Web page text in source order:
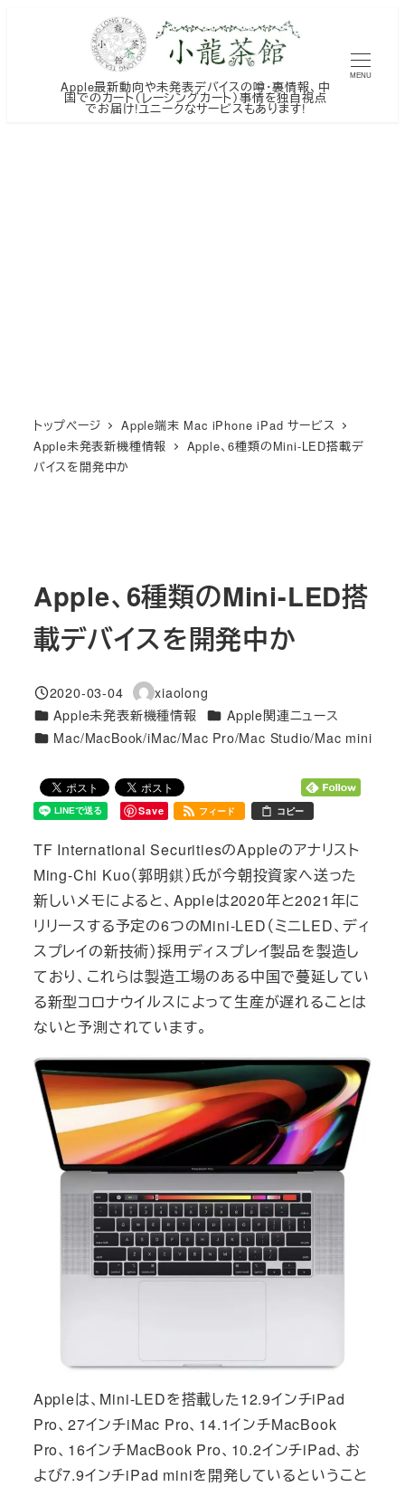
Apple最新動向や未発表デバイスの噂・裏情報、中
国でのカート（レーシングカート）事情を独自視点
でお届け!ユニークなサービスもあります!
MENU
トップページ
Apple端末 Mac iPhone iPad サービス
Apple未発表新機種情報
Apple、6種類のMini-LED搭載デ
バイスを開発中か
Apple、6種類のMini-LED搭
載デバイスを開発中か
投稿日
2020-03-04
著
者
xiaolong
カテゴリー
Apple未発表新機種情報 カテゴリー
Apple関連ニュース
カテゴリー
Mac/MacBook/iMac/Mac Pro/Mac Studio/Mac mini
Save フィード コピー
TF International SecuritiesのAppleのアナリスト
Ming-Chi Kuo（郭明錤）氏が今朝投資家へ送った
新しいメモによると、Appleは2020年と2021年に
リリースする予定の6つのMini-LED（ミニLED、ディ
スプレイの新技術）採用ディスプレイ製品を製造し
ており、これらは製造工場のある中国で蔓延してい
る新型コロナウイルスによって生産が遅れることは
ないと予測されています。
Appleは、Mini-LEDを搭載した12.9インチiPad
Pro、27インチiMac Pro、14.1インチMacBook
Pro、16インチ‌MacBook Pro‌、10.2インチiPad、お
よび7.9インチ‌iPad‌ miniを開発しているということ